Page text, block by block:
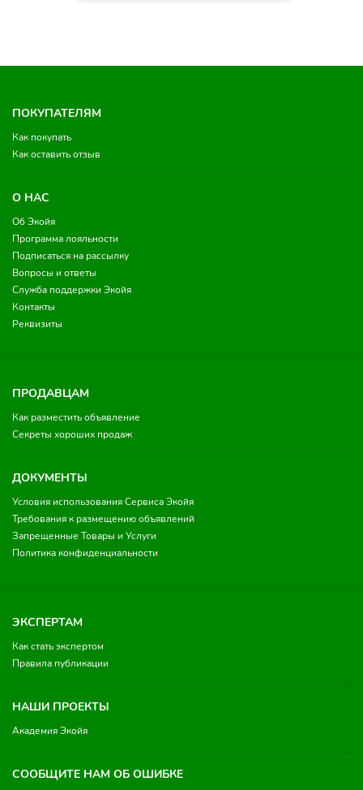
ПОКУПАТЕЛЯМ
Как покупать
Как оставить отзыв
О НАС
Об Экойя
Программа лояльности
Подписаться на рассылку
Вопросы и ответы
Служба поддержки Экойя
Контакты
Реквизиты
ПРОДАВЦАМ
Как разместить объявление
Секреты хороших продаж
ДОКУМЕНТЫ
Условия использования Сервиса Экойя
Требования к размещению объявлений
Запрещенные Товары и Услуги
Политика конфиденциальности
ЭКСПЕРТАМ
Как стать экспертом
Правила публикации
НАШИ ПРОЕКТЫ
Академия Экойя
СООБЩИТЕ НАМ ОБ ОШИБКЕ